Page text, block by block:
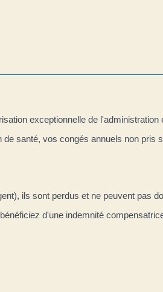
exceptionnelle de l'administration
santé, vos congés annuels non pris
ils sont perdus et ne peuvent pas
d'une indemnité